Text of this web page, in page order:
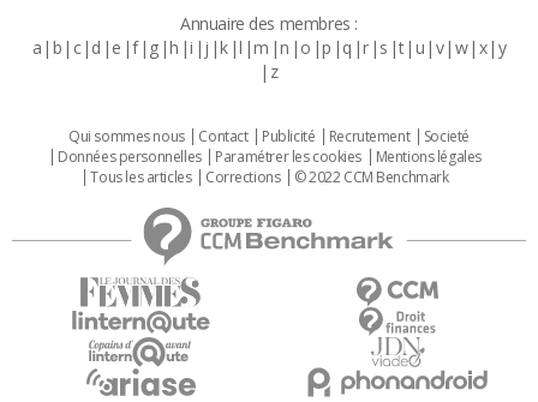
Annuaire des membres :
a b c d e f g h i j k l m n o p q r s t u v w x y
z
Qui sommes nous Contact Publicité Recrutement
Societé
Données personnelles
Paramétrer les cookies
Mentions légales
Tous les articles
Corrections © 2022 CCM Benchmark